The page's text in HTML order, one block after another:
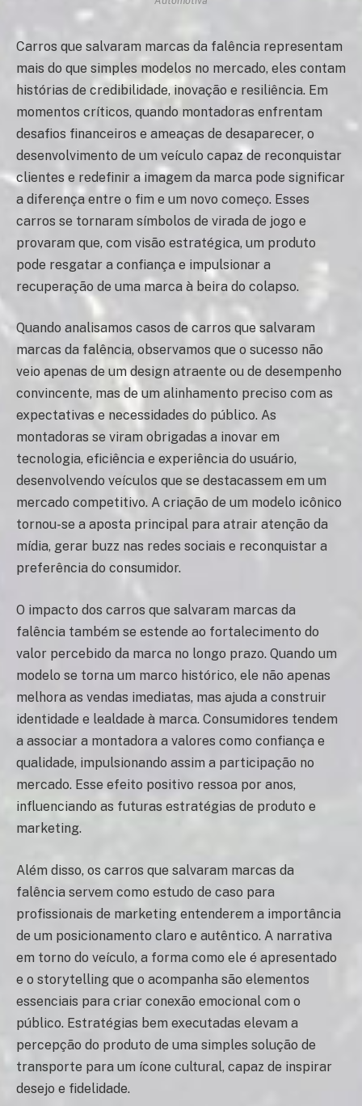
Carros que salvaram marcas da falência representam
mais do que simples modelos no mercado, eles contam
histórias de credibilidade, inovação e resiliência. Em
momentos críticos, quando montadoras enfrentam
desafios financeiros e ameaças de desaparecer, o
desenvolvimento de um veículo capaz de reconquistar
clientes e redefinir a imagem da marca pode significar
a diferença entre o fim e um novo começo. Esses
carros se tornaram símbolos de virada de jogo e
provaram que, com visão estratégica, um produto
pode resgatar a confiança e impulsionar a
recuperação de uma marca à beira do colapso.
Quando analisamos casos de carros que salvaram
marcas da falência, observamos que o sucesso não
veio apenas de um design atraente ou de desempenho
convincente, mas de um alinhamento preciso com as
expectativas e necessidades do público. As
montadoras se viram obrigadas a inovar em
tecnologia, eficiência e experiência do usuário,
desenvolvendo veículos que se destacassem em um
mercado competitivo. A criação de um modelo icônico
tornou-se a aposta principal para atrair atenção da
mídia, gerar buzz nas redes sociais e reconquistar a
preferência do consumidor.
O impacto dos carros que salvaram marcas da
falência também se estende ao fortalecimento do
valor percebido da marca no longo prazo. Quando um
modelo se torna um marco histórico, ele não apenas
melhora as vendas imediatas, mas ajuda a construir
identidade e lealdade à marca. Consumidores tendem
a associar a montadora a valores como confiança e
qualidade, impulsionando assim a participação no
mercado. Esse efeito positivo ressoa por anos,
influenciando as futuras estratégias de produto e
marketing.
Além disso, os carros que salvaram marcas da
falência servem como estudo de caso para
profissionais de marketing entenderem a importância
de um posicionamento claro e autêntico. A narrativa
em torno do veículo, a forma como ele é apresentado
e o storytelling que o acompanha são elementos
essenciais para criar conexão emocional com o
público. Estratégias bem executadas elevam a
percepção do produto de uma simples solução de
transporte para um ícone cultural, capaz de inspirar
desejo e fidelidade.